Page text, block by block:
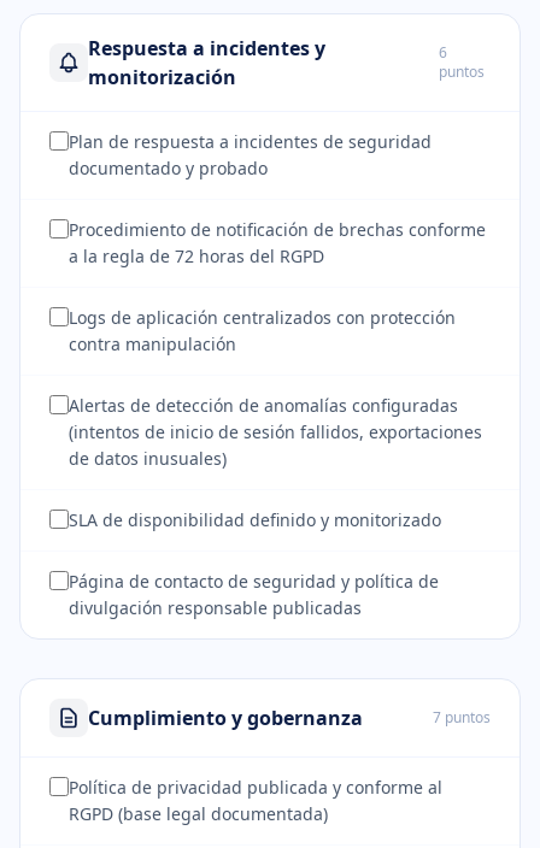
Respuesta a incidentes y
monitorización
6
puntos
Plan de respuesta a incidentes de seguridad
documentado y probado
Procedimiento de notificación de brechas conforme
a la regla de 72 horas del RGPD
Logs de aplicación centralizados con protección
contra manipulación
Alertas de detección de anomalías configuradas
(intentos de inicio de sesión fallidos, exportaciones
de datos inusuales)
SLA de disponibilidad definido y monitorizado
Página de contacto de seguridad y política de
divulgación responsable publicadas
Cumplimiento y gobernanza 7 puntos
Política de privacidad publicada y conforme al
RGPD (base legal documentada)